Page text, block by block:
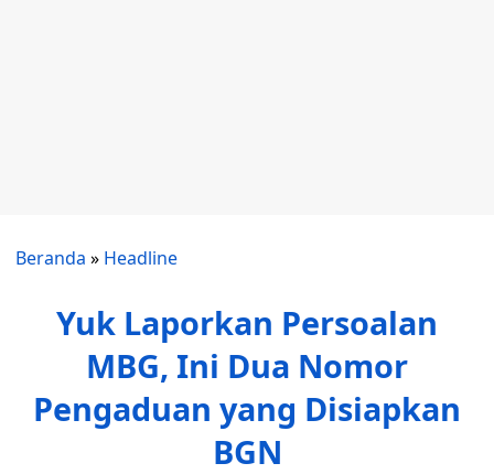
Beranda » Headline
Yuk Laporkan Persoalan
MBG, Ini Dua Nomor
Pengaduan yang Disiapkan
BGN